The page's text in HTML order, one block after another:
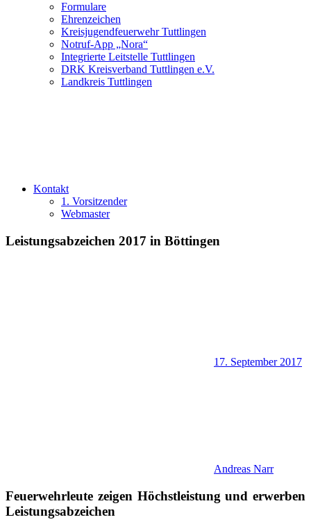
Formulare
Ehrenzeichen
Kreisjugendfeuerwehr Tuttlingen
Notruf-App „Nora“
Integrierte Leitstelle Tuttlingen
DRK Kreisverband Tuttlingen e.V.
Landkreis Tuttlingen
Kontakt
1. Vorsitzender
Webmaster
Leistungsabzeichen 2017 in Böttingen
17. September 2017
Andreas Narr
Feuerwehrleute zeigen Höchstleistung und erwerben
Leistungsabzeichen